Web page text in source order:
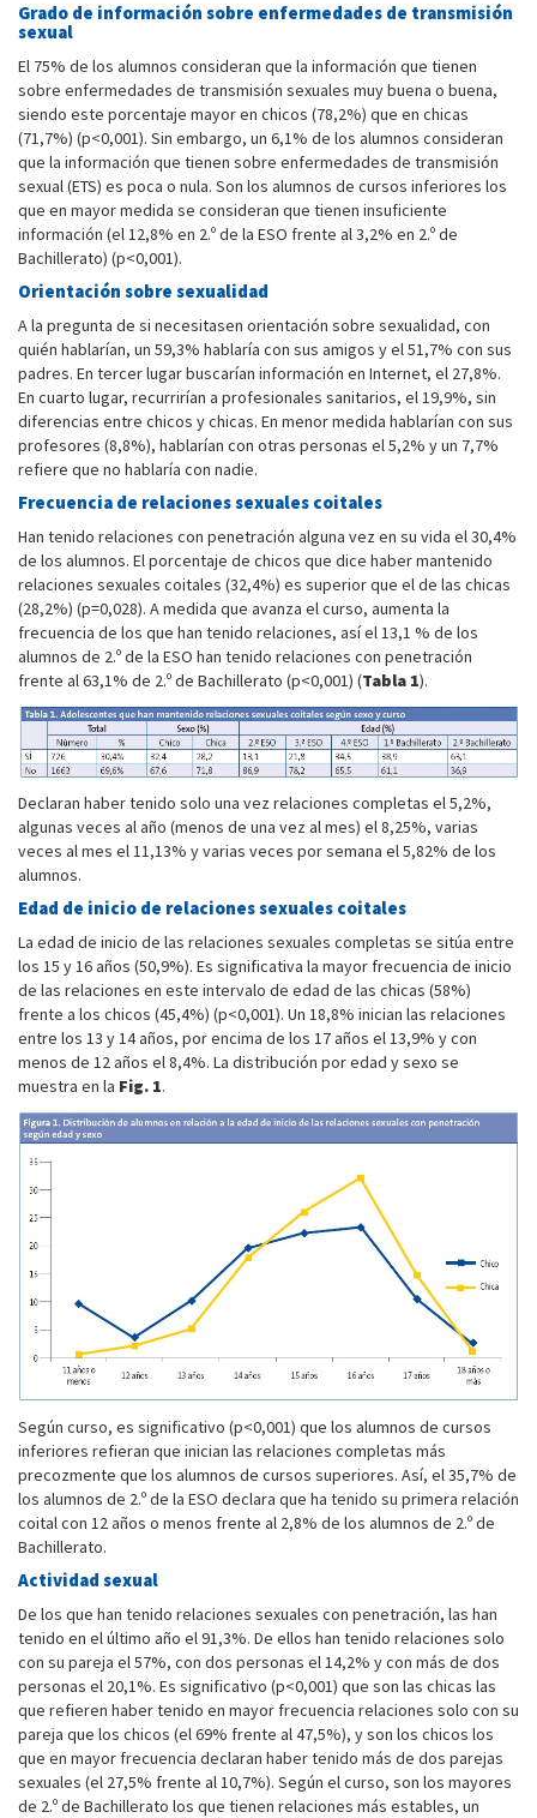
Grado de información sobre enfermedades de transmisión
sexual
El 75% de los alumnos consideran que la información que tienen
sobre enfermedades de transmisión sexuales muy buena o buena,
siendo este porcentaje mayor en chicos (78,2%) que en chicas
(71,7%) (p<0,001). Sin embargo, un 6,1% de los alumnos consideran
que la información que tienen sobre enfermedades de transmisión
sexual (ETS) es poca o nula. Son los alumnos de cursos inferiores los
que en mayor medida se consideran que tienen insuficiente
información (el 12,8% en 2.º de la ESO frente al 3,2% en 2.º de
Bachillerato) (p<0,001).
Orientación sobre sexualidad
A la pregunta de si necesitasen orientación sobre sexualidad, con
quién hablarían, un 59,3% hablaría con sus amigos y el 51,7% con sus
padres. En tercer lugar buscarían información en Internet, el 27,8%.
En cuarto lugar, recurrirían a profesionales sanitarios, el 19,9%, sin
diferencias entre chicos y chicas. En menor medida hablarían con sus
profesores (8,8%), hablarían con otras personas el 5,2% y un 7,7%
refiere que no hablaría con nadie.
Frecuencia de relaciones sexuales coitales
Han tenido relaciones con penetración alguna vez en su vida el 30,4%
de los alumnos. El porcentaje de chicos que dice haber mantenido
relaciones sexuales coitales (32,4%) es superior que el de las chicas
(28,2%) (p=0,028). A medida que avanza el curso, aumenta la
frecuencia de los que han tenido relaciones, así el 13,1 % de los
alumnos de 2.º de la ESO han tenido relaciones con penetración
frente al 63,1% de 2.º de Bachillerato (p<0,001) (Tabla 1).
Declaran haber tenido solo una vez relaciones completas el 5,2%,
algunas veces al año (menos de una vez al mes) el 8,25%, varias
veces al mes el 11,13% y varias veces por semana el 5,82% de los
alumnos.
Edad de inicio de relaciones sexuales coitales
La edad de inicio de las relaciones sexuales completas se sitúa entre
los 15 y 16 años (50,9%). Es significativa la mayor frecuencia de inicio
de las relaciones en este intervalo de edad de las chicas (58%)
frente a los chicos (45,4%) (p<0,001). Un 18,8% inician las relaciones
entre los 13 y 14 años, por encima de los 17 años el 13,9% y con
menos de 12 años el 8,4%. La distribución por edad y sexo se
muestra en la Fig. 1.
Según curso, es significativo (p<0,001) que los alumnos de cursos
inferiores refieran que inician las relaciones completas más
precozmente que los alumnos de cursos superiores. Así, el 35,7% de
los alumnos de 2.º de la ESO declara que ha tenido su primera relación
coital con 12 años o menos frente al 2,8% de los alumnos de 2.º de
Bachillerato.
Actividad sexual
De los que han tenido relaciones sexuales con penetración, las han
tenido en el último año el 91,3%. De ellos han tenido relaciones solo
con su pareja el 57%, con dos personas el 14,2% y con más de dos
personas el 20,1%. Es significativo (p<0,001) que son las chicas las
que refieren haber tenido en mayor frecuencia relaciones solo con su
pareja que los chicos (el 69% frente al 47,5%), y son los chicos los
que en mayor frecuencia declaran haber tenido más de dos parejas
sexuales (el 27,5% frente al 10,7%). Según el curso, son los mayores
de 2.º de Bachillerato los que tienen relaciones más estables, un